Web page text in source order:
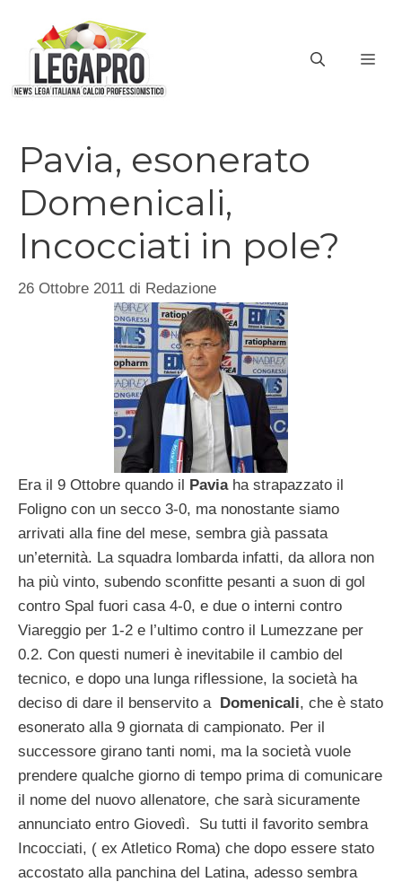
contenuto
Pavia, esonerato
Domenicali,
Incocciati in pole?
26 Ottobre 2011 di Redazione
Era il 9 Ottobre quando il Paviaha strapazzato il
Foligno con un secco 3-0, ma nonostante siamo
arrivati alla fine del mese, sembra già passata
un’eternità. La squadra lombarda infatti, da allora non
ha più vinto, subendo sconfitte pesanti a suon di gol
contro Spal fuori casa 4-0, e due o interni contro
Viareggio per 1-2 e l’ultimo contro il Lumezzane per
0.2. Con questi numeri è inevitabile il cambio del
tecnico, e dopo una lunga riflessione, la società ha
deciso di dare il benservito a Domenicali, che è stato
esonerato alla 9 giornata di campionato. Per il
successore girano tanti nomi, ma la società vuole
prendere qualche giorno di tempo prima di comunicare
il nome del nuovo allenatore, che sarà sicuramente
annunciato entro Giovedì. Su tutti il favorito sembra
Incocciati, ( ex Atletico Roma) che dopo essere stato
accostato alla panchina del Latina, adesso sembra